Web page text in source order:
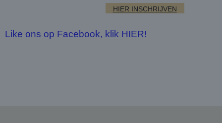
HIER INSCHRIJVEN
Like ons op Facebook, klik HIER!